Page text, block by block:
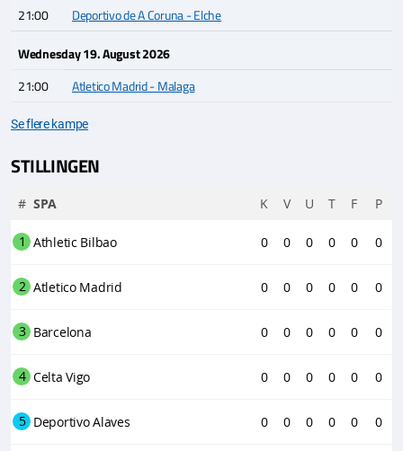
21:00
Deportivo de A Coruna - Elche
Wednesday 19. August 2026
21:00
Atletico Madrid - Malaga
Se flere kampe
STILLINGEN
# SPA K V U T F P
1 Athletic Bilbao 0 0 0 0 0 0
2 Atletico Madrid 0 0 0 0 0 0
3 Barcelona 0 0 0 0 0 0
4 Celta Vigo 0 0 0 0 0 0
5 Deportivo Alaves 0 0 0 0 0 0